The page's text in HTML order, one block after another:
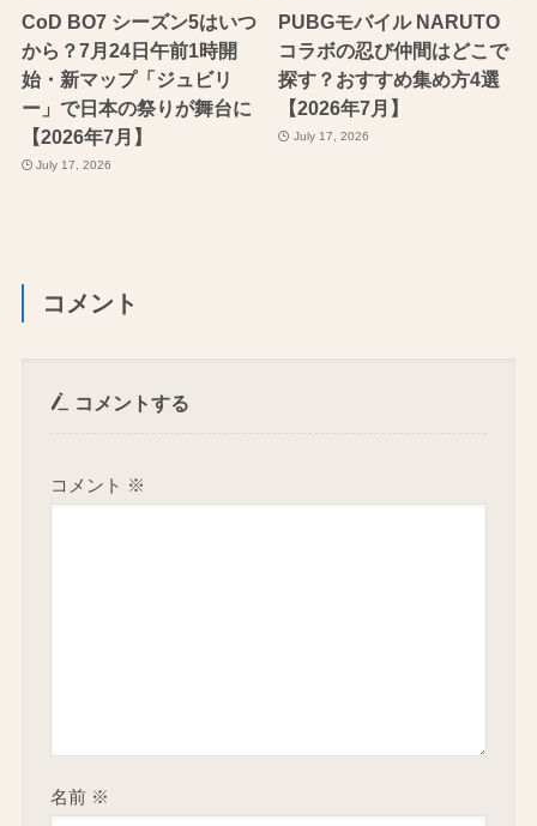
CoD BO7 シーズン5はいつ
から？7月24日午前1時開
始・新マップ「ジュビリ
ー」で日本の祭りが舞台に
【2026年7月】
July 17, 2026
PUBGモバイル NARUTO
コラボの忍び仲間はどこで
探す？おすすめ集め方4選
【2026年7月】
July 17, 2026
コメント
コメントする
コメント ※
名前 ※